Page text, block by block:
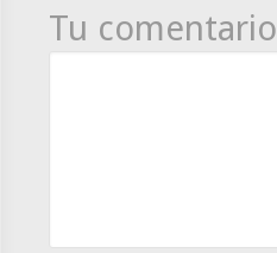
Tu comentario